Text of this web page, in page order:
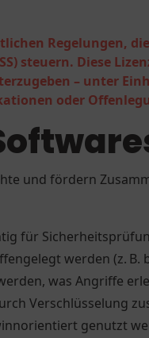
Regelungen,
steuern. Diese
– unter
oder
und fördern
für
werden (z. B.
was Angriffe
Verschlüsselung
genutzt